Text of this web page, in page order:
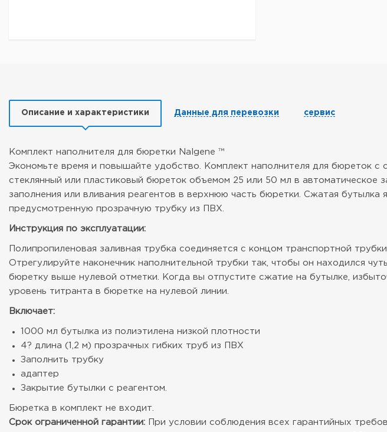
Описание и характеристики Данные для перевозки сервис
Комплект наполнителя для бюретки Nalgene ™
Экономьте время и повышайте удобство. Комплект наполнителя для бюреток
стеклянный или пластиковый бюреток объемом 25 или 50 мл в автоматическое
заполнения или вливания реагентов в верхнюю часть бюретки. Сжатая
предусмотренную прозрачную трубку из ПВХ.
Инструкция по эксплуатации:
Полипропиленовая заливная трубка соединяется с концом транспортной
Отрегулируйте наконечник наполнительной трубки так, чтобы он находился
бюретку выше нулевой отметки. Когда вы отпустите сжатие на бутылке,
уровень титранта в бюретке на нулевой линии.
Включает:
1000 мл бутылка из полиэтилена низкой плотности
4? длина (1,2 м) прозрачных гибких труб из ПВХ
Заполнить трубку
адаптер
Закрытие бутылки с реагентом.
Бюретка в комплект не входит.
Срок ограниченной гарантии: При условии соблюдения всех гарантийных